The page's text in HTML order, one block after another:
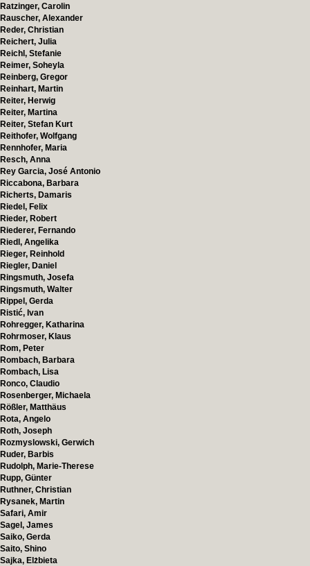
Ratzinger, Carolin
Rauscher, Alexander
Reder, Christian
Reichert, Julia
Reichl, Stefanie
Reimer, Soheyla
Reinberg, Gregor
Reinhart, Martin
Reiter, Herwig
Reiter, Martina
Reiter, Stefan Kurt
Reithofer, Wolfgang
Rennhofer, Maria
Resch, Anna
Rey Garcia, José Antonio
Riccabona, Barbara
Richerts, Damaris
Riedel, Felix
Rieder, Robert
Riederer, Fernando
Riedl, Angelika
Rieger, Reinhold
Riegler, Daniel
Ringsmuth, Josefa
Ringsmuth, Walter
Rippel, Gerda
Ristić, Ivan
Rohregger, Katharina
Rohrmoser, Klaus
Rom, Peter
Rombach, Barbara
Rombach, Lisa
Ronco, Claudio
Rosenberger, Michaela
Rößler, Matthäus
Rota, Angelo
Roth, Joseph
Rozmyslowski, Gerwich
Ruder, Barbis
Rudolph, Marie-Therese
Rupp, Günter
Ruthner, Christian
Rysanek, Martin
Safari, Amir
Sagel, James
Saiko, Gerda
Saito, Shino
Sajka, Elżbieta